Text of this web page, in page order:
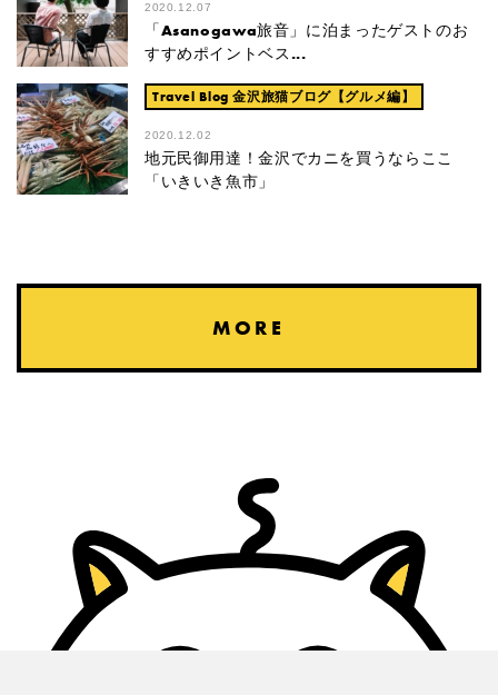
2020.12.07
「Asanogawa旅音」に泊まったゲストのお
すすめポイントベス...
Travel Blog 金沢旅猫ブログ【グルメ編】
2020.12.02
地元民御用達！金沢でカニを買うならここ
「いきいき魚市」
MORE